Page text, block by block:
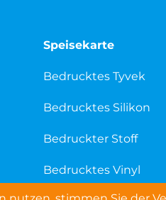
Speisekarte
Bedrucktes Tyvek
Bedrucktes Silikon
Bedruckter Stoff
Bedrucktes Vinyl